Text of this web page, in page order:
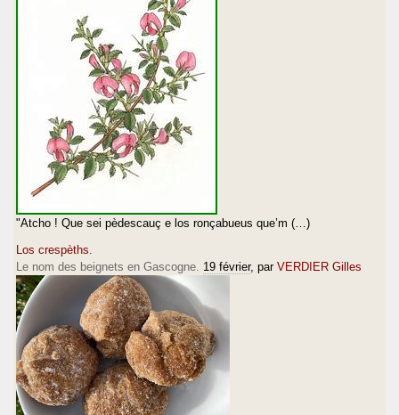
"Atcho ! Que sei pèdescauç e los ronçabueus que’m (…)
Los crespèths.
Le nom des beignets en Gascogne. 19 février, par VERDIER Gilles